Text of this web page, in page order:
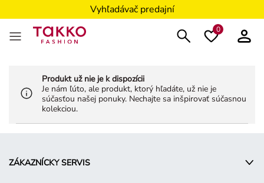
Vyhľadávač predajní
0
Produkt už nie je k dispozícii
Je nám ľúto, ale produkt, ktorý hľadáte, už nie je
súčasťou našej ponuky. Nechajte sa inšpirovať súčasnou
kolekciou.
ZÁKAZNÍCKY SERVIS